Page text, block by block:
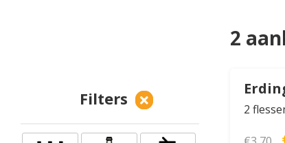
Filters
2
2